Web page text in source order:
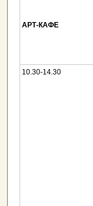
АРТ-КАФЕ
10.30-14.30